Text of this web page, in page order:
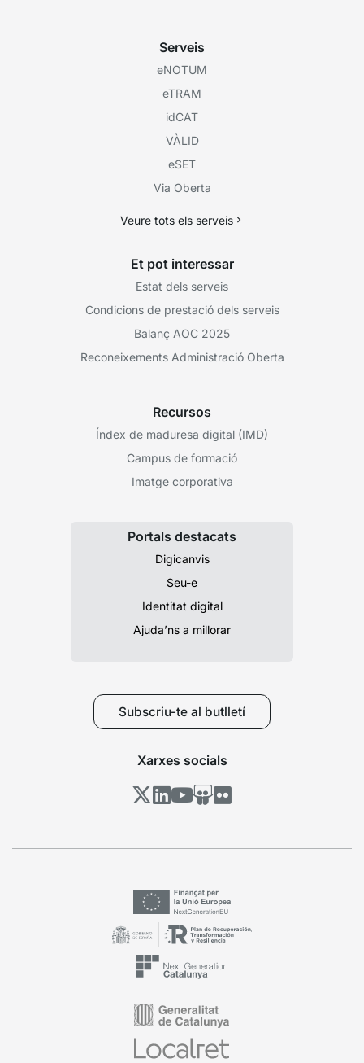
Serveis
eNOTUM
eTRAM
idCAT
VÀLID
eSET
Via Oberta
Veure tots els serveis
Et pot interessar
Estat dels serveis
Condicions de prestació dels serveis
Balanç AOC 2025
Reconeixements Administració Oberta
Recursos
Índex de maduresa digital (IMD)
Campus de formació
Imatge corporativa
Portals destacats
Digicanvis
Seu-e
Identitat digital
Ajuda’ns a millorar
Subscriu-te al butlletí
Xarxes socials